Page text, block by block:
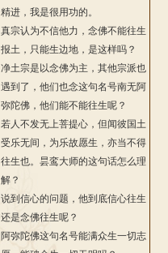
精进，我是很用功的。
真宗认为不信他力，念佛不能往生
报土，只能生边地，是这样吗？
净土宗是以念佛为主，其他宗派也
遇到了，他们也念这句名号南无阿
弥陀佛，他们能不能往生呢？
若人不发无上菩提心，但闻彼国土
受乐无间，为乐故愿生，亦当不得
往生也。昙鸾大师的这句话怎么理
解？
说到信心的问题，他到底信心往生
还是念佛往生呢？
阿弥陀佛这句名号能满众生一切志